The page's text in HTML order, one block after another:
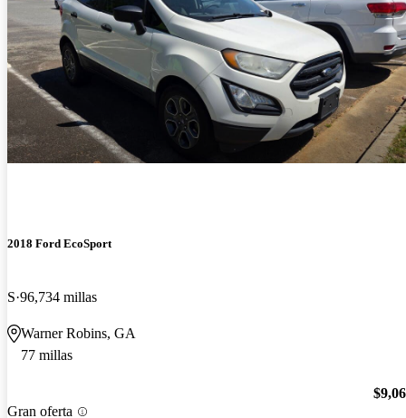
2018 Ford EcoSport
S 96,734 millas
Warner Robins, GA
77 millas
Gran oferta